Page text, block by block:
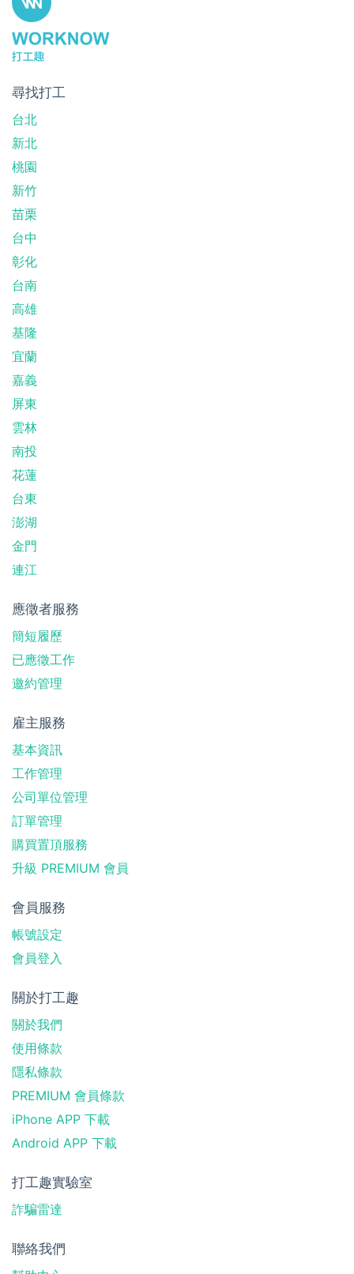
尋找打工
台北
新北
桃園
新竹
苗栗
台中
彰化
台南
高雄
基隆
宜蘭
嘉義
屏東
雲林
南投
花蓮
台東
澎湖
金門
連江
應徵者服務
簡短履歷
已應徵工作
邀約管理
雇主服務
基本資訊
工作管理
公司單位管理
訂單管理
購買置頂服務
升級 PREMIUM 會員
會員服務
帳號設定
會員登入
關於打工趣
關於我們
使用條款
隱私條款
PREMIUM 會員條款
iPhone APP 下載
Android APP 下載
打工趣實驗室
詐騙雷達
聯絡我們